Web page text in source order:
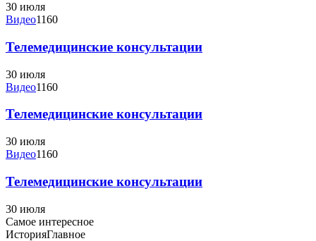
30 июля
Видео1160
Телемедицинские консультации
30 июля
Видео1160
Телемедицинские консультации
30 июля
Видео1160
Телемедицинские консультации
30 июля
Самое интересное
ИсторияГлавное